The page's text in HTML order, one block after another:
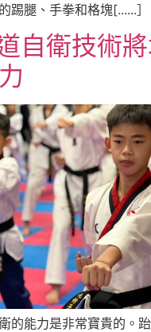
踢腿、手拳和格塊[......］
自衛技術
的能力是非常寶貴的。